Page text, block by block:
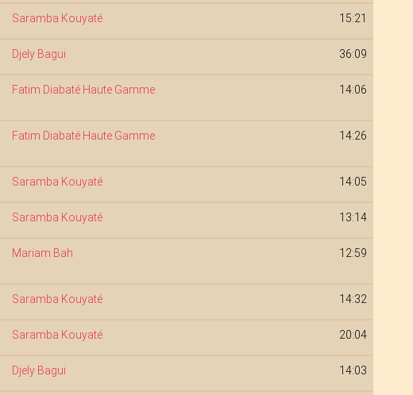
Saramba Kouyaté 15:21
Djely Bagui 36:09
Fatim Diabaté Haute Gamme 14:06
Fatim Diabaté Haute Gamme 14:26
Saramba Kouyaté 14:05
Saramba Kouyaté 13:14
Mariam Bah 12:59
Saramba Kouyaté 14:32
Saramba Kouyaté 20:04
Djely Bagui 14:03